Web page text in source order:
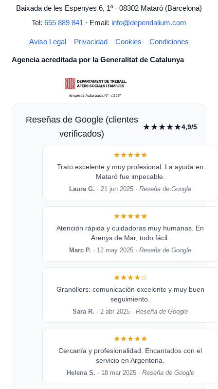
Baixada de les Espenyes 6, 1º · 08302 Mataró (Barcelona)
Tel: 655 889 841 · Email: info@dependalium.com
Aviso Legal Privacidad Cookies Condiciones
Agencia acreditada por la Generalitat de Catalunya
Reseñas de Google (clientes
verificados)
★★★★★4,9/5
★★★★★
Trato excelente y muy profesional. La ayuda en
Mataró fue impecable.
Laura G. · 21 jun 2025 ·Reseña de Google
★★★★★
Atención rápida y cuidadoras muy humanas. En
Arenys de Mar, todo fácil.
Marc P. · 12 may 2025 ·Reseña de Google
★★★★☆
Granollers: comunicación excelente y muy buen
seguimiento.
Sara R. · 2 abr 2025 ·Reseña de Google
★★★★★
Cercanía y profesionalidad. Encantados con el
servicio en Argentona.
Helena S. · 18 mar 2025 · Reseña de Google